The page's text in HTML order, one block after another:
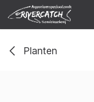
Overslaan naar inhoud
Planten